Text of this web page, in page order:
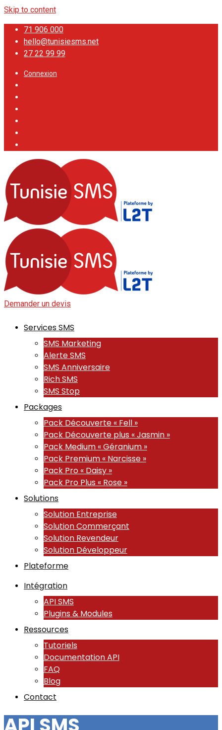
Skip to content
71 906 000
hello@tunisiesms.net
27 22 99 99
Connexion
Demander un devis
Services SMS
SMS Marketing
Alerte SMS
SMS Anniversaire
Rich SMS
SMS Stop
Packages
Pack Découverte « Fell »
Pack Découverte plus « Jasmin »
Pack Medium « Géranium »
Pack Premium « Narcisse »
Pack Pro « Daisy »
Pack Pro Plus « Rose »
Solutions
Solution Entreprise
Solution Commerçant
Solution Revendeur
Solution Développeur
Plateforme
Intégration
API SMS
Plugins & Modules
Ressources
Tutoriels
Documentation API
FAQ
Blog
Contact